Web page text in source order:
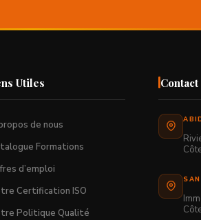
Utiles
de nous
Formations
d’emploi
Certification ISO
Politique Qualité
Contact